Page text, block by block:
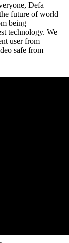
Defa
future of world
being
technology. We
user from
safe from